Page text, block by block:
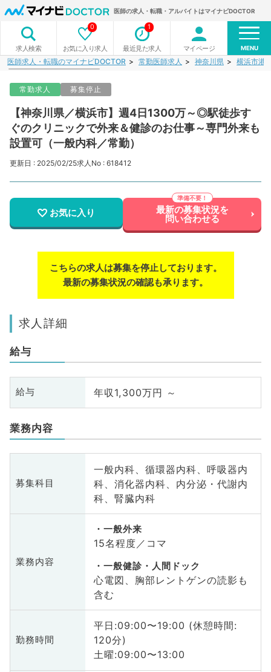
医師の求人・転職・アルバイトはマイナビDOCTOR
求人検索 お気に入り求人
0
最近見た求人
1
マイページ MENU
医師求人・転職のマイナビDOCTOR 常勤医師求人 神奈川県 横浜市港
常勤求人 募集停止
【神奈川県／横浜市】週4日1300万～◎駅徒歩す
ぐのクリニックで外来＆健診のお仕事～専門外来も
設置可（一般内科／常勤）
更新日 : 2025/02/25求人No : 618412
お気に入り 最新の募集状況を
問い合わせる
こちらの求人は募集を停止しております。
最新の募集状況の確認も承ります。
求人詳細
給与
給与 年収1,300万円 ～
業務内容
募集科目
一般内科、循環器内科、呼吸器内
科、消化器内科、内分泌・代謝内
科、腎臓内科
業務内容
一般外来
15名程度／コマ
一般健診・人間ドック
心電図、胸部レントゲンの読影も
含む
勤務時間
平日:09:00〜19:00 (休憩時間:
120分)
土曜:09:00〜13:00